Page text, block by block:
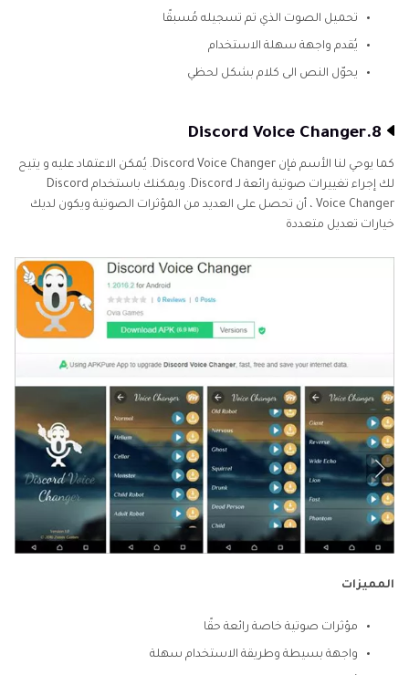
تحميل الصوت الذي تم تسجيله مُسبقًا
يُقدم واجهة سهلة الاستخدام
يحوّل النص الى كلام بشكل لحظي
8.Discord Voice Changer
كما يوحي لنا الأسم فإن Discord Voice Changer. يُمكن الاعتماد عليه و يتيح
لك إجراء تغييرات صوتية رائعة لـ Discord. ويمكنك باستخدام Discord
Voice Changer ، أن تحصل على العديد من المؤثرات الصوتية ويكون لديك
خيارات تعديل متعددة
المميزات
مؤثرات صوتية خاصة رائعة حقًا
واجهة بسيطة وطريقة الاستخدام سهلة